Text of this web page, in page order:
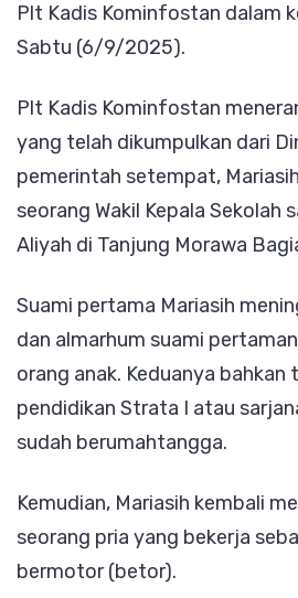
Plt Kadis Kominfostan dalam
Sabtu (6/9/2025).
Plt Kadis Kominfostan
yang telah dikumpulkan dari
pemerintah setempat,
seorang Wakil Kepala Sekolah
Aliyah di Tanjung Morawa
Suami pertama Mariasih
dan almarhum suami
orang anak. Keduanya bahkan
pendidikan Strata I atau
sudah berumahtangga.
Kemudian, Mariasih kembali
seorang pria yang bekerja
bermotor (betor).